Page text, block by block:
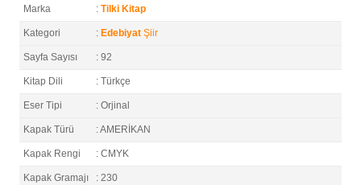
Marka : Tilki Kitap
Kategori : Edebiyat Şiir
Sayfa Sayısı : 92
Kitap Dili : Türkçe
Eser Tipi : Orjinal
Kapak Türü : AMERİKAN
Kapak Rengi : CMYK
Kapak Gramajı : 230